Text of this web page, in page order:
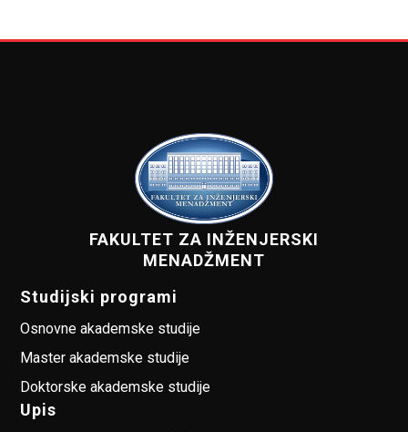
FAKULTET ZA INŽENJERSKI
MENADŽMENT
Studijski programi
Osnovne akademske studije
Master akademske studije
Doktorske akademske studije
Upis